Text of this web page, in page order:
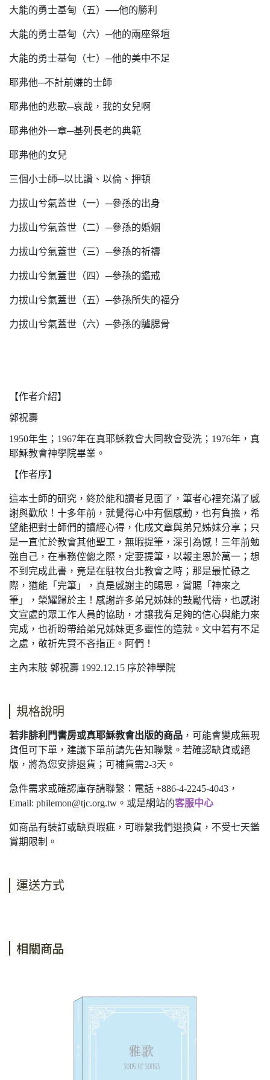
大能的勇士基甸（五）──他的勝利
大能的勇士基甸（六）─他的兩座祭壇
大能的勇士基甸（七）─他的美中不足
耶弗他─不計前嫌的士師
耶弗他的悲歌─哀哉，我的女兒啊
耶弗他外一章─基列長老的典範
耶弗他的女兒
三個小士師─以比讚、以倫、押頓
力拔山兮氣蓋世（一）─參孫的出身
力拔山兮氣蓋世（二）─參孫的婚姻
力拔山兮氣蓋世（三）─參孫的祈禱
力拔山兮氣蓋世（四）─參孫的鑑戒
力拔山兮氣蓋世（五）─參孫所失的福分
力拔山兮氣蓋世（六）─參孫的驢腮骨
【作者介紹】
郭祝壽
1950年生；1967年在真耶穌教會大同教會受洗；1976年，真
耶穌教會神學院畢業。
【作者序】
這本士師的研究，終於能和讀者見面了，筆者心裡充滿了感
謝與歡欣！十多年前，就覺得心中有個感動，也有負擔，希
望能把對士師們的讀經心得，化成文章與弟兄姊妹分享；只
是一直忙於教會其他聖工，無暇提筆，深引為憾！三年前勉
強自己，在事務倥傯之際，定要提筆，以報主恩於萬一；想
不到完成此書，竟是在駐牧台北教會之時；那是最忙碌之
際，猶能「完筆」，真是感謝主的賜恩，賞賜「神來之
筆」，榮耀歸於主！感謝許多弟兄姊妹的鼓勵代禱，也感謝
文宣處的眾工作人員的協助，才讓我有足夠的信心與能力來
完成，也祈盼帶給弟兄姊妹更多靈性的造就。文中若有不足
之處，敬祈先賢不吝指正。阿們！
主內末肢 郭祝壽 1992.12.15 序於神學院
規格說明
若非腓利門書房或真耶穌教會出版的商品 ，可能會變成無現
貨但可下單，建議下單前請先告知聯繫。若確認缺貨或絕
版，將為您安排退貨；可補貨需2-3天。
急件需求或確認庫存請聯繫：電話 +886-4-2245-4043，
Email: philemon@tjc.org.tw 。或是網站的客服中心
如商品有裝訂或缺頁瑕疵，可聯繫我們退換貨，不受七天鑑
賞期限制。
運送方式
相關商品